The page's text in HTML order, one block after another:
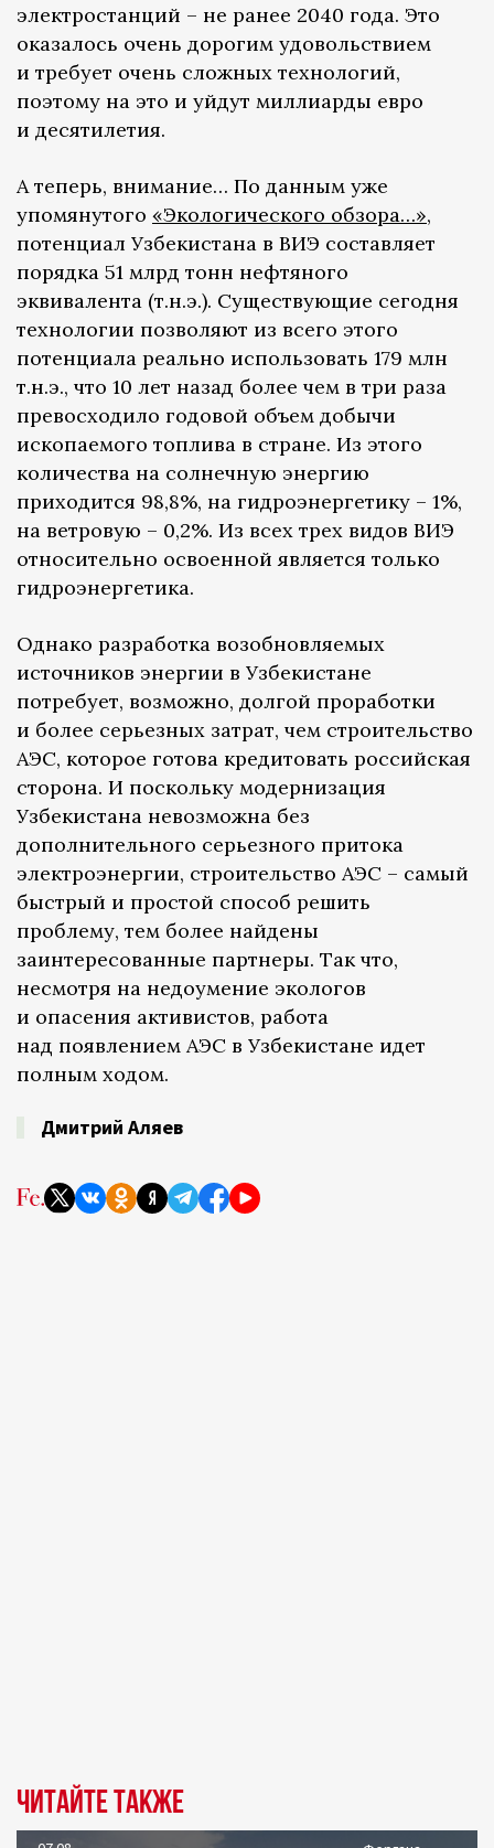
электростанций – не ранее 2040 года. Это
оказалось очень дорогим удовольствием
и требует очень сложных технологий,
поэтому на это и уйдут миллиарды евро
и десятилетия.
А теперь, внимание… По данным уже
упомянутого «Экологического обзора…»,
потенциал Узбекистана в ВИЭ составляет
порядка 51 млрд тонн нефтяного
эквивалента (т.н.э.). Существующие сегодня
технологии позволяют из всего этого
потенциала реально использовать 179 млн
т.н.э., что 10 лет назад более чем в три раза
превосходило годовой объем добычи
ископаемого топлива в стране. Из этого
количества на солнечную энергию
приходится 98,8%, на гидроэнергетику – 1%,
на ветровую – 0,2%. Из всех трех видов ВИЭ
относительно освоенной является только
гидроэнергетика.
Однако разработка возобновляемых
источников энергии в Узбекистане
потребует, возможно, долгой проработки
и более серьезных затрат, чем строительство
АЭС, которое готова кредитовать российская
сторона. И поскольку модернизация
Узбекистана невозможна без
дополнительного серьезного притока
электроэнергии, строительство АЭС – самый
быстрый и простой способ решить
проблему, тем более найдены
заинтересованные партнеры. Так что,
несмотря на недоумение экологов
и опасения активистов, работа
над появлением АЭС в Узбекистане идет
полным ходом.
Дмитрий Аляев
Читайте также